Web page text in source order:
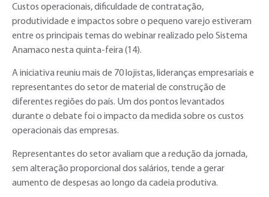
Custos operacionais, dificuldade de contratação,
produtividade e impactos sobre o pequeno varejo estiveram
entre os principais temas do webinar realizado pelo Sistema
Anamaco nesta quinta-feira (14).
A iniciativa reuniu mais de 70 lojistas, lideranças empresariais e
representantes do setor de material de construção de
diferentes regiões do país. Um dos pontos levantados
durante o debate foi o impacto da medida sobre os custos
operacionais das empresas.
Representantes do setor avaliam que a redução da jornada,
sem alteração proporcional dos salários, tende a gerar
aumento de despesas ao longo da cadeia produtiva.